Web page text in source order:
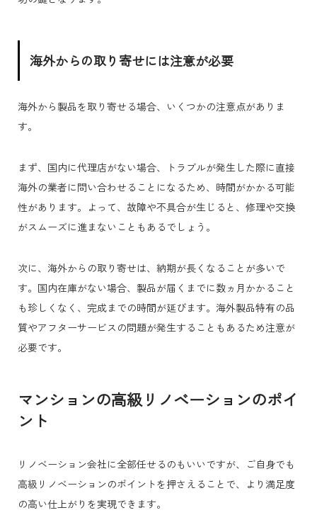
海外からの取り寄せには注意が必要
海外から製品を取り寄せる場合、いくつかの注意点がありま
す。
まず、国内に代理店がない場合、トラブルが発生した際に直接
海外の業者に問い合わせることになるため、時間がかかる可能
性があります。よって、故障や不具合が生じると、修理や交換
がスムーズに進まないこともあるでしょう。
次に、海外からの取り寄せは、納期が長くなることが多いで
す。国内在庫がない場合、製品が届くまでに数ヵ月かかること
も珍しくなく、完成までの時間が延びます。海外製品特有の品
質やアフターサービスの問題が発生することもあるため注意が
必要です。
マンションの高級リノベーションのポイ
ント
リノベーション会社に全部任せるのもいいですが、ご自身でも
高級リノベーションのポイントを押さえることで、より満足度
の高い仕上がりを実現できます。